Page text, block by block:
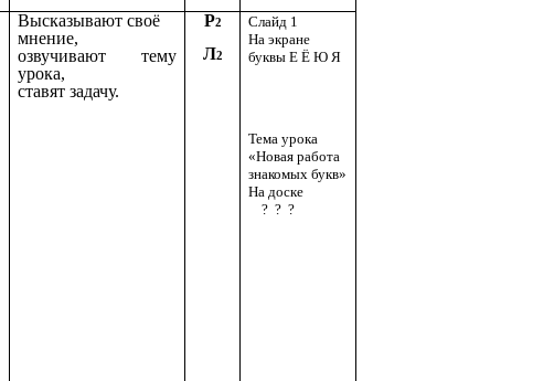
Высказывают своё
мнение,
озвучивают тему
урока,
ставят задачу.
Р2
Л2
Слайд 1
На экране
буквы Е Ё Ю Я
Тема урока
«Новая работа
знакомых букв»
На доске
? ? ?